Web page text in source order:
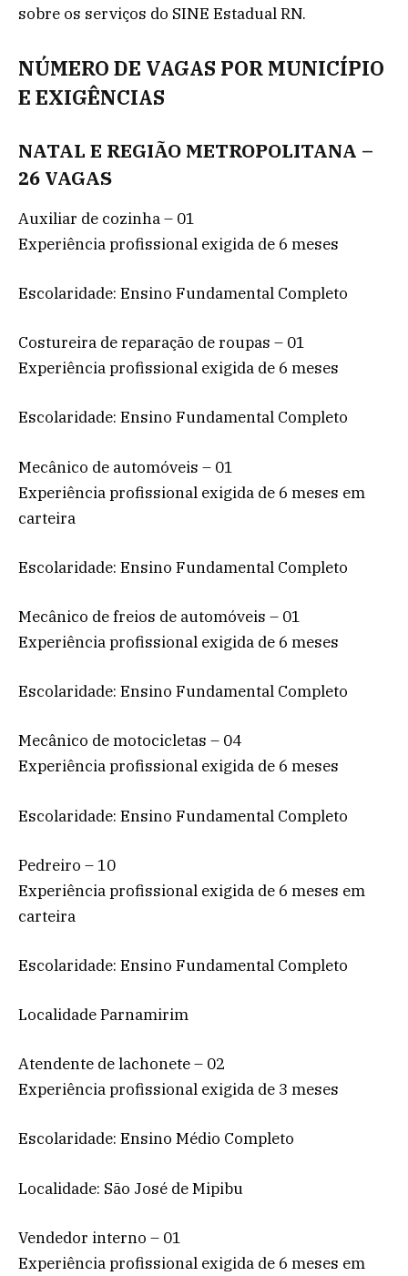
sobre os serviços do SINE Estadual RN.
NÚMERO DE VAGAS POR MUNICÍPIO
E EXIGÊNCIAS
NATAL E REGIÃO METROPOLITANA –
26 VAGAS
Auxiliar de cozinha – 01
Experiência profissional exigida de 6 meses
Escolaridade: Ensino Fundamental Completo
Costureira de reparação de roupas – 01
Experiência profissional exigida de 6 meses
Escolaridade: Ensino Fundamental Completo
Mecânico de automóveis – 01
Experiência profissional exigida de 6 meses em
carteira
Escolaridade: Ensino Fundamental Completo
Mecânico de freios de automóveis – 01
Experiência profissional exigida de 6 meses
Escolaridade: Ensino Fundamental Completo
Mecânico de motocicletas – 04
Experiência profissional exigida de 6 meses
Escolaridade: Ensino Fundamental Completo
Pedreiro – 10
Experiência profissional exigida de 6 meses em
carteira
Escolaridade: Ensino Fundamental Completo
Localidade Parnamirim
Atendente de lachonete – 02
Experiência profissional exigida de 3 meses
Escolaridade: Ensino Médio Completo
Localidade: São José de Mipibu
Vendedor interno – 01
Experiência profissional exigida de 6 meses em